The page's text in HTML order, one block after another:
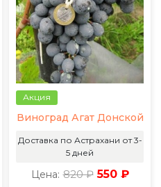
Акция
Виноград Агат Донской
Доставка по Астрахани от 3-
5 дней
Цена: 820 ₽ 550 ₽